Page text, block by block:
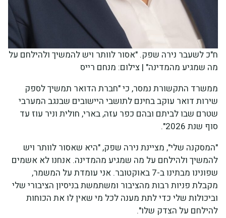
ח"כ לשעבר נירה שפק. "אסור לוותר ויש להמשיך ולהילחם על
מה שמגיע מהמדינה" | צילום: מנחם רייס
ממשרד התקשורת נמסר, כי "חברת הדואר תמשיך לספק
שירות דואר עוקב בחינם לתושבי היישובים שבנגב המערבי
שטרם שבו לביתם ובהם כפר עזה, בארי, חולית וניר עוז עד
סוף שנת 2026".
"המסקנה שלי", מציינת נירה שפק, "היא שאסור לוותר ויש
להמשיך ולהילחם על מה שמגיע מהמדינה. אנחנו לא אשמים
שפונינו מבתינו ב-7 באוקטובר. אני עומדת על המשמר,
מקבלת פניות רבות מהציבור ומשתמשת בניסיון הציבורי שלי
וביכולות שלי כדי לתת מענה לכל מי שאין לו את הכוחות
להילחם על הצדק שלו".